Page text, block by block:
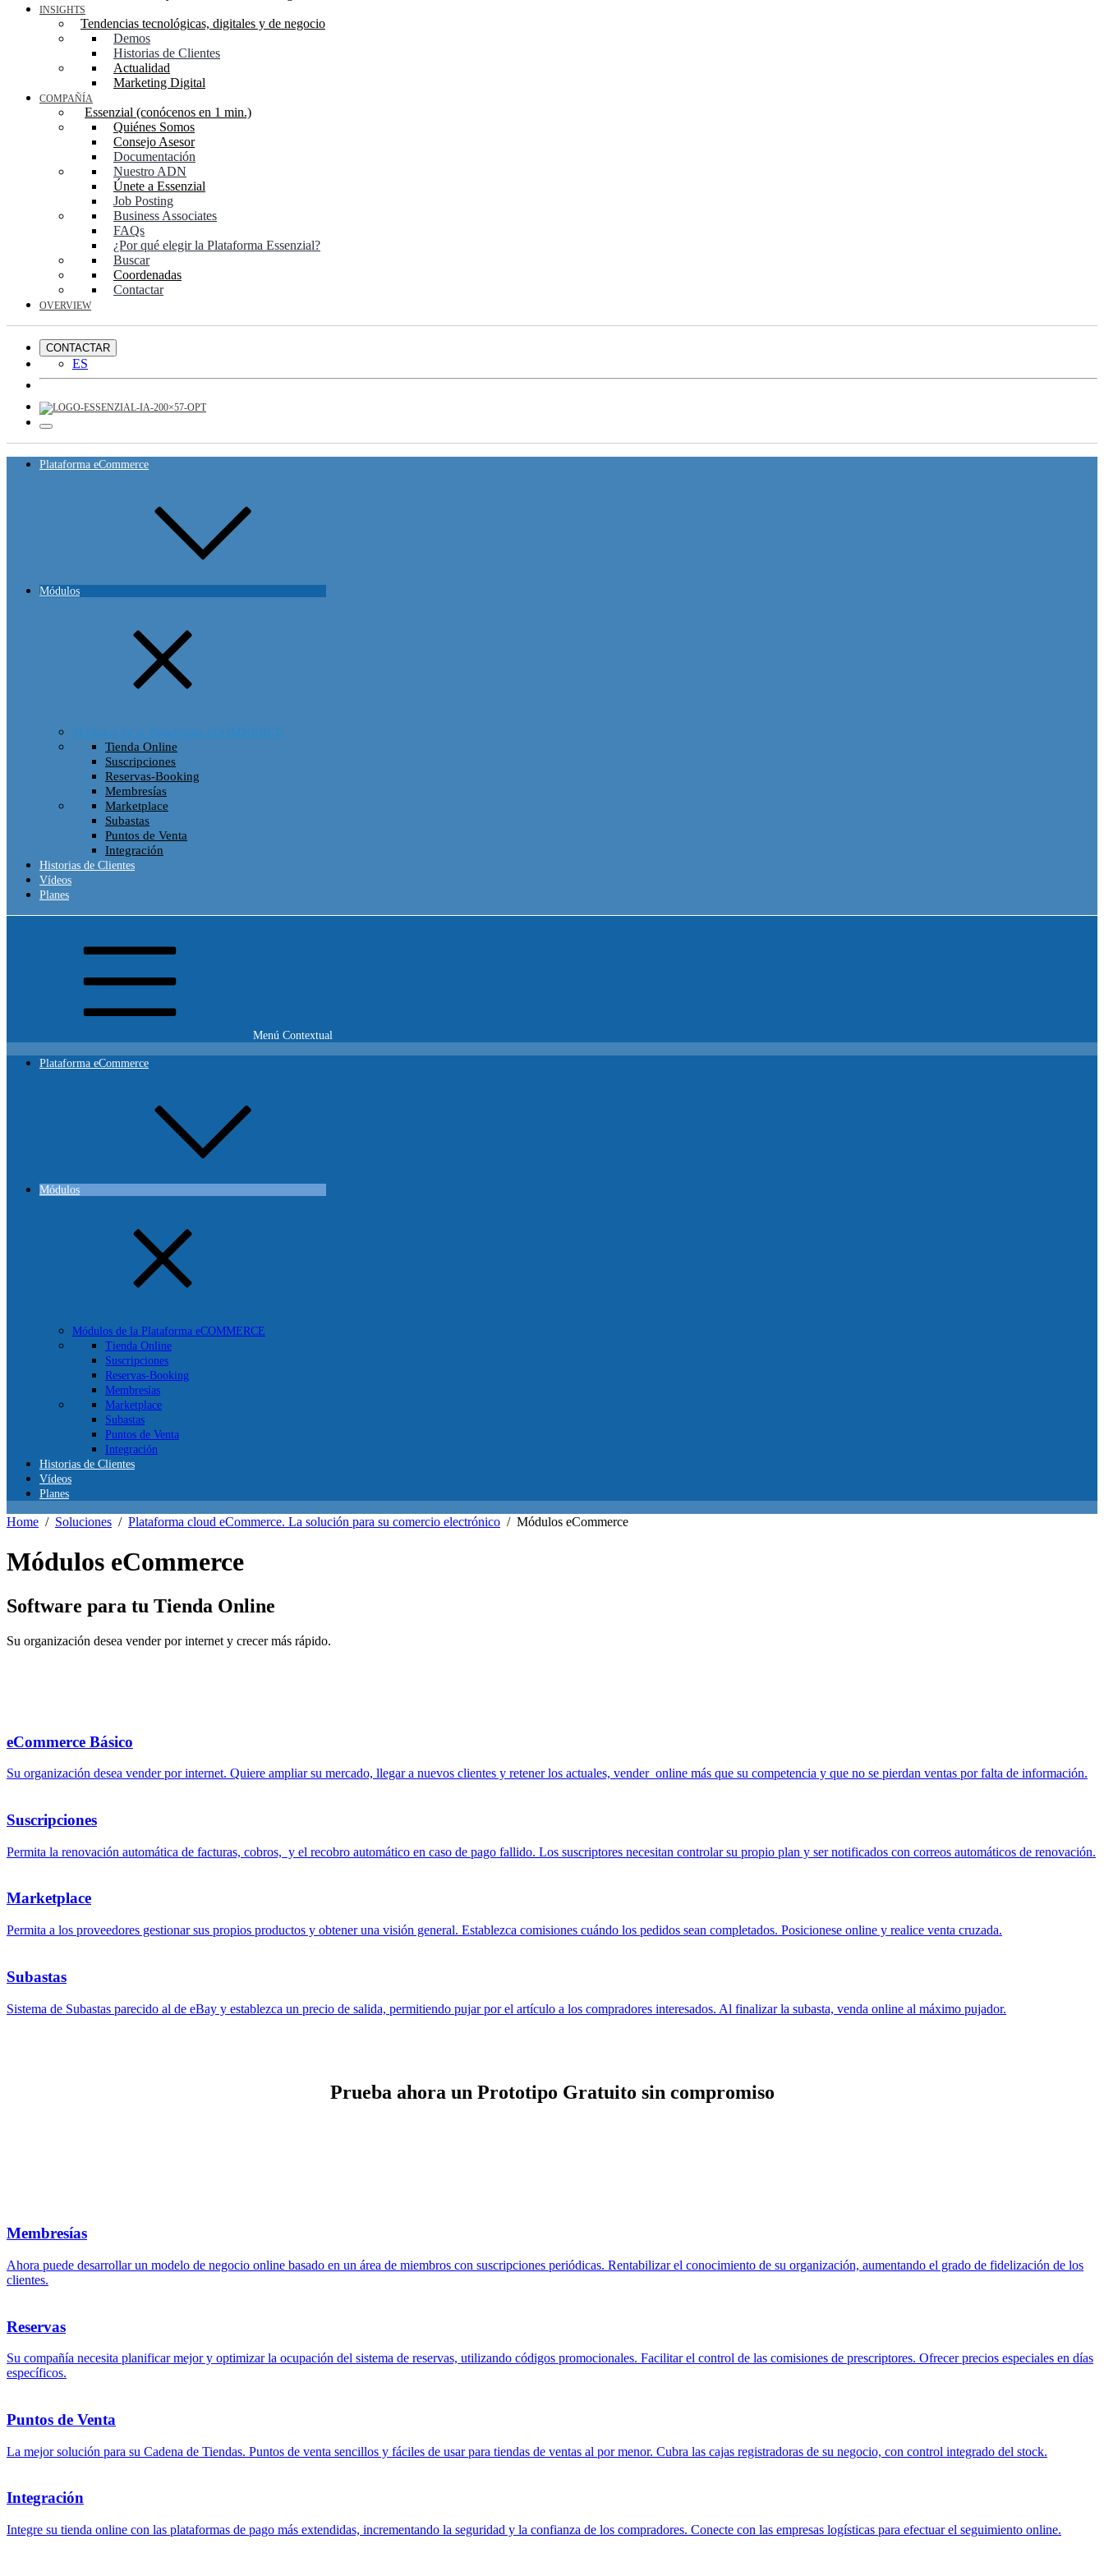
INSIGHTS
Tendencias tecnológicas, digitales y de negocio
Demos
Historias de Clientes
Actualidad
Marketing Digital
COMPAÑÍA
Essenzial (conócenos en 1 min.)
Quiénes Somos
Consejo Asesor
Documentación
Nuestro ADN
Únete a Essenzial
Job Posting
Business Associates
FAQs
¿Por qué elegir la Plataforma Essenzial?
Buscar
Coordenadas
Contactar
OVERVIEW
CONTACTAR
ES
Plataforma eCommerce
Módulos
Módulos de la Plataforma eCOMMERCE
Tienda Online
Suscripciones
Reservas-Booking
Membresías
Marketplace
Subastas
Puntos de Venta
Integración
Historias de Clientes
Vídeos
Planes
Menú Contextual
Plataforma eCommerce
Módulos
Módulos de la Plataforma eCOMMERCE
Tienda Online
Suscripciones
Reservas-Booking
Membresías
Marketplace
Subastas
Puntos de Venta
Integración
Historias de Clientes
Vídeos
Planes
Home / Soluciones / Plataforma cloud eCommerce. La solución para su comercio electrónico / Módulos eCommerce
Módulos eCommerce
Software para tu Tienda Online
Su organización desea vender por internet y crecer más rápido.
eCommerce Básico
Su organización desea vender por internet. Quiere ampliar su mercado, llegar a nuevos clientes y retener los actuales, vender online más que su competencia y que no se pierdan ventas por falta de información.
Suscripciones
Permita la renovación automática de facturas, cobros, y el recobro automático en caso de pago fallido. Los suscriptores necesitan controlar su propio plan y ser notificados con correos automáticos de renovación.
Marketplace
Permita a los proveedores gestionar sus propios productos y obtener una visión general. Establezca comisiones cuándo los pedidos sean completados. Posicionese online y realice venta cruzada.
Subastas
Sistema de Subastas parecido al de eBay y establezca un precio de salida, permitiendo pujar por el artículo a los compradores interesados. Al finalizar la subasta, venda online al máximo pujador.
Prueba ahora un Prototipo Gratuito sin compromiso
Membresías
Ahora puede desarrollar un modelo de negocio online basado en un área de miembros con suscripciones periódicas. Rentabilizar el conocimiento de su organización, aumentando el grado de fidelización de los
clientes.
Reservas
Su compañía necesita planificar mejor y optimizar la ocupación del sistema de reservas, utilizando códigos promocionales. Facilitar el control de las comisiones de prescriptores. Ofrecer precios especiales en días
específicos.
Puntos de Venta
La mejor solución para su Cadena de Tiendas. Puntos de venta sencillos y fáciles de usar para tiendas de ventas al por menor. Cubra las cajas registradoras de su negocio, con control integrado del stock.
Integración
Integre su tienda online con las plataformas de pago más extendidas, incrementando la seguridad y la confianza de los compradores. Conecte con las empresas logísticas para efectuar el seguimiento online.